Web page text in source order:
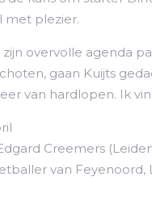
met plezier.
overvolle agenda
gaan Kuijts
van hardlopen. Ik
Creemers
van Feyenoord,